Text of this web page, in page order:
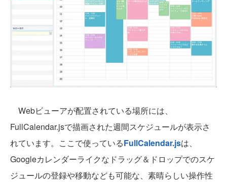
Webビューアが配置されている場所には、
FullCalendar.jsで描画された週間スケジュールが表示さ
れています。ここで使っているFullCalendar.jsは、
Googleカレンダーライクなドラッグ＆ドロップでのスケ
ジュールの登録や移動なども可能な、素晴らしい操作性